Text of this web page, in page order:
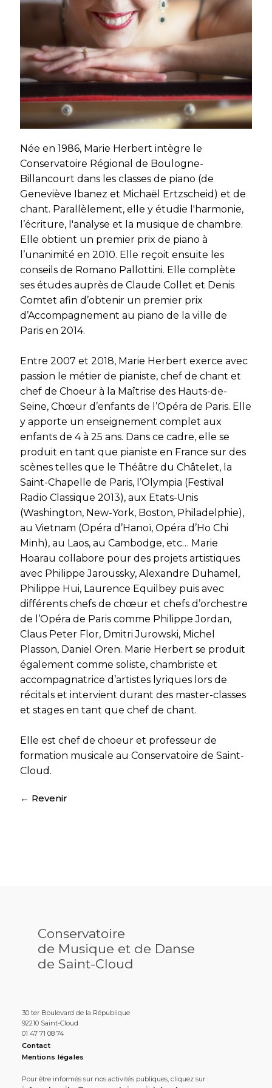
Née en 1986, Marie Herbert intègre le
Conservatoire Régional de Boulogne-
Billancourt dans les classes de piano (de
Geneviève Ibanez et Michaël Ertzscheid) et de
chant. Parallèlement, elle y étudie l'harmonie,
l’écriture, l'analyse et la musique de chambre.
Elle obtient un premier prix de piano à
l’unanimité en 2010. Elle reçoit ensuite les
conseils de Romano Pallottini. Elle complète
ses études auprès de Claude Collet et Denis
Comtet afin d’obtenir un premier prix
d’Accompagnement au piano de la ville de
Paris en 2014.
Entre 2007 et 2018, Marie Herbert exerce avec
passion le métier de pianiste, chef de chant et
chef de Choeur à la Maîtrise des Hauts-de-
Seine, Chœur d’enfants de l’Opéra de Paris. Elle
y apporte un enseignement complet aux
enfants de 4 à 25 ans. Dans ce cadre, elle se
produit en tant que pianiste en France sur des
scènes telles que le Théâtre du Châtelet, la
Saint-Chapelle de Paris, l’Olympia (Festival
Radio Classique 2013), aux Etats-Unis
(Washington, New-York, Boston, Philadelphie),
au Vietnam (Opéra d’Hanoï, Opéra d’Ho Chi
Minh), au Laos, au Cambodge, etc… Marie
Hoarau collabore pour des projets artistiques
avec Philippe Jaroussky, Alexandre Duhamel,
Philippe Hui, Laurence Equilbey puis avec
différents chefs de chœur et chefs d’orchestre
de l’Opéra de Paris comme Philippe Jordan,
Claus Peter Flor, Dmitri Jurowski, Michel
Plasson, Daniel Oren. Marie Herbert se produit
également comme soliste, chambriste et
accompagnatrice d’artistes lyriques lors de
récitals et intervient durant des master-classes
et stages en tant que chef de chant.
Elle est chef de choeur et professeur de
formation musicale au Conservatoire de Saint-
Cloud.
Conservatoire
de Musique et de Danse
de Saint-Cloud
30 ter Boulevard de la République
92210 Saint-Cloud
01 47 71 08 74
Contact
Mentions légales
Pour être informés sur nos activités publiques, cliquez sur :